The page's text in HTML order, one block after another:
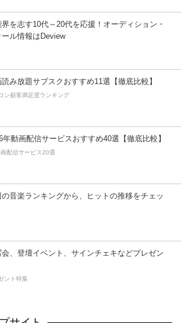
を志す10代～20代を応援！オーディション・
ール情報はDeview
み放題サブスクおすすめ11選【徹底比較】
ン顧客満足度ランキング
年動画配信サービスおすすめ40選【徹底比較】
配信サービス20選
の音楽ランキングから、ヒットの推移をチェッ
会、登壇イベント、サインチェキなどプレゼン
ント特集